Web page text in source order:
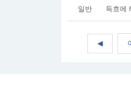
일반 득흐에
◀